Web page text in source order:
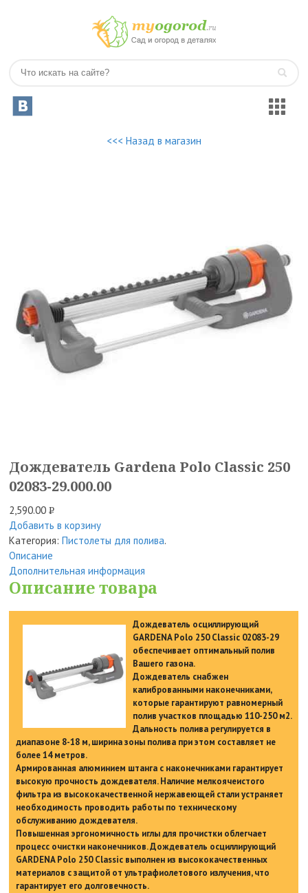
<<< Назад в магазин
Дождеватель Gardena Polo Classic 250
02083-29.000.00
2,590.00Р
УБ.
Добавить в корзину
Категория:Пистолеты для полива.
Описание
Дополнительная информация
Описание товара
Дождеватель осциллирующий
GARDENA Polo 250 Classic 02083-29
обеспечивает оптимальный полив
Вашего газона.
Дождеватель снабжен
калиброванными наконечниками,
которые гарантируют равномерный
полив участков площадью 110-250 м2.
Дальность полива регулируется в
диапазоне 8-18 м, ширина зоны полива при этом составляет не
более 14 метров.
Армированная алюминием штанга с наконечниками гарантирует
высокую прочность дождевателя. Наличие мелкоячеистого
фильтра из высококачественной нержавеющей стали устраняет
необходимость проводить работы по техническому
обслуживанию дождевателя.
Повышенная эргономичность иглы для прочистки облегчает
процесс очистки наконечников. Дождеватель осциллирующий
GARDENA Polo 250 Classic выполнен из высококачественных
материалов с защитой от ультрафиолетового излучения, что
гарантирует его долговечность.